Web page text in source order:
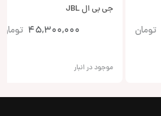
تومان
جی بی ال JBL
45,300,000 تومان
موجود در انبار